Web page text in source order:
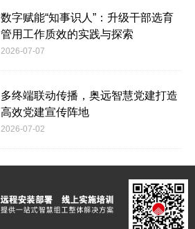
数字赋能“知事识人”：升级干部选育
管用工作质效的实践与探索
2026-07-07
多终端联动传播，奥远智慧党建打造
高效党建宣传阵地
2026-07-02